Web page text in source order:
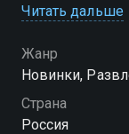
мультфильма,
Посмотреть
Кухня вы
хорошем HD
Читать дальше
Жанр
Новинки,
Страна
Россия